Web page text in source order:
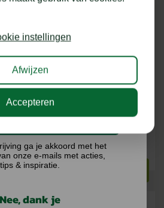
VEILIGHEIDSSCHOENEN WORKER
S2
10 VERSIES
Levering binnen 3 tot 7
€113,99
instellingen
Afwijzen
Accepteren
besteden op onze webshop.
graag mee!
ga je akkoord met het
onze e-mails met acties,
tips & inspiratie.
Nee, dank je